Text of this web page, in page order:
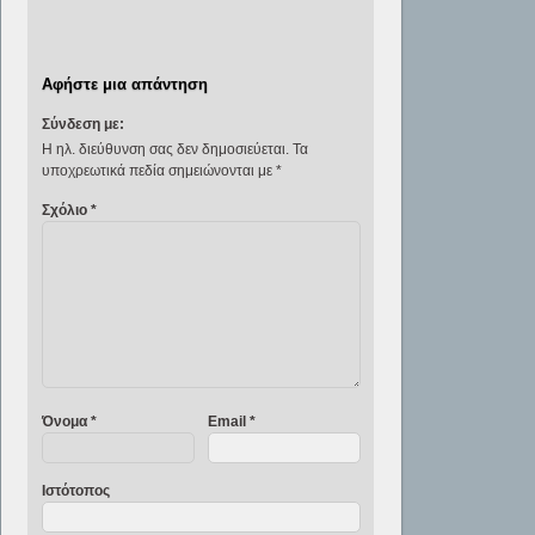
Αφήστε μια απάντηση
Σύνδεση με:
Η ηλ. διεύθυνση σας δεν δημοσιεύεται. Τα
υποχρεωτικά πεδία σημειώνονται με *
Σχόλιο *
Όνομα * Email *
Ιστότοπος